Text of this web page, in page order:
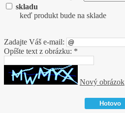
skladu
keď produkt bude na sklade
Zadajte Váš e-mail:
Opíšte text z obrázku: *
Nový obrázok